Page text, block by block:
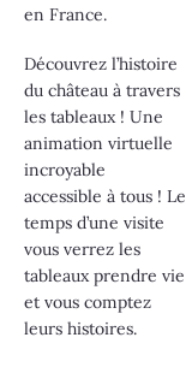
en France.
Découvrez l’histoire
du château à travers
les tableaux ! Une
animation virtuelle
incroyable
accessible à tous ! Le
temps d’une visite
vous verrez les
tableaux prendre vie
et vous comptez
leurs histoires.